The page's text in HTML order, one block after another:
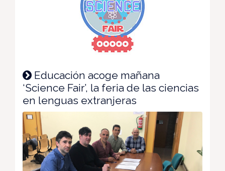
Educación acoge mañana
‘Science Fair’, la feria de las ciencias
en lenguas extranjeras